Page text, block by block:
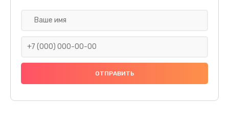
Замена видеочипа
2990 руб.